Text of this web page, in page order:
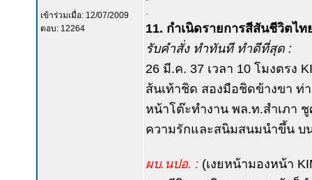
เข้าร่วมเมื่อ: 12/07/2009
ตอบ: 12264
11. กำเนิดรายการสีสันชีวิตไท
รับคำสั่ง ทำทันที ทำดีที่สุด :
26 มี.ค. 37 เวลา 10 โมงตรง
ส้นเท้าชิด สองมือชิดข้างขา ท่
หน้าโต๊ะทำงาน พล.ท.สำเภา
ความรักและสนิมสนมนำขึ้น บ
ผบ.นปอ. : (เงยหน้ามองหน้า